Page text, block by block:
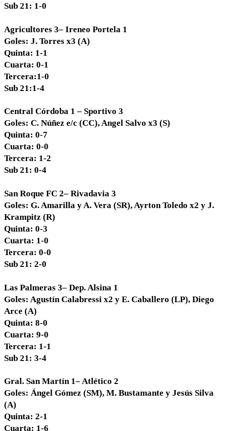
Sub 21: 1-0
Agricultores 3– Ireneo Portela 1
Goles: J. Torres x3 (A)
Quinta: 1-1
Cuarta: 0-1
Tercera:1-0
Sub 21:1-4
Central Córdoba 1 – Sportivo 3
Goles: C. Núñez e/c (CC), Angel Salvo x3 (S)
Quinta: 0-7
Cuarta: 0-0
Tercera: 1-2
Sub 21: 0-4
San Roque FC 2– Rivadavia 3
Goles: G. Amarilla y A. Vera (SR), Ayrton Toledo x2 y J.
Krampitz (R)
Quinta: 0-3
Cuarta: 1-0
Tercera: 0-0
Sub 21: 2-0
Las Palmeras 3– Dep. Alsina 1
Goles: Agustín Calabressi x2 y E. Caballero (LP), Diego
Arce (A)
Quinta: 8-0
Cuarta: 9-0
Tercera: 1-1
Sub 21: 3-4
Gral. San Martín 1– Atlético 2
Goles: Ángel Gómez (SM), M. Bustamante y Jesús Silva
(A)
Quinta: 2-1
Cuarta: 1-6